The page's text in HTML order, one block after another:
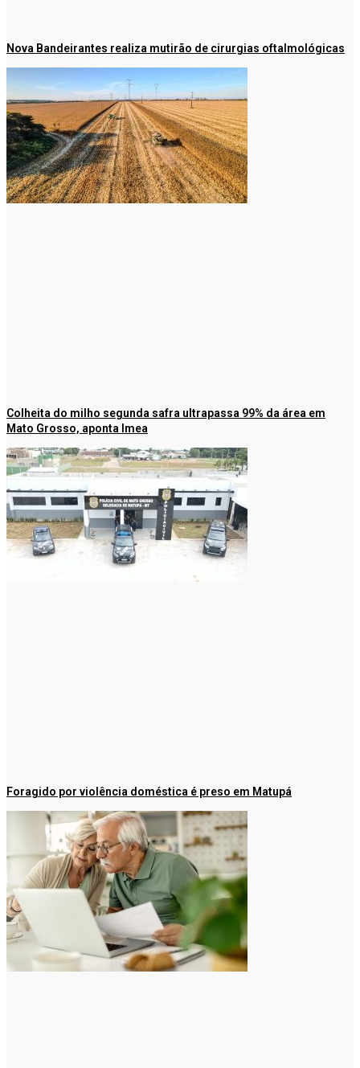
Nova Bandeirantes realiza mutirão de cirurgias oftalmológicas
Colheita do milho segunda safra ultrapassa 99% da área em
Mato Grosso, aponta Imea
Foragido por violência doméstica é preso em Matupá